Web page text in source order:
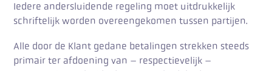
Iedere andersluidende regeling moet uitdrukkelijk
schriftelijk worden overeengekomen tussen partijen.
Alle door de Klant gedane betalingen strekken steeds
primair ter afdoening van – respectievelijk –